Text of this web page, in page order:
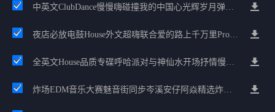
中英文ClubDance慢慢嗨碰撞我的中国心光辉岁月弹鼓车载
夜店必放电鼓House外文超嗨联合爱的路上千万里Prog包房漫步上头
全英文House品质专碟呼哈派对与神仙水开场抒情慢嗨串烧
炸场EDM音乐大赛魅音街同步岑溪安仔阿焱精选炸场歌路串烧